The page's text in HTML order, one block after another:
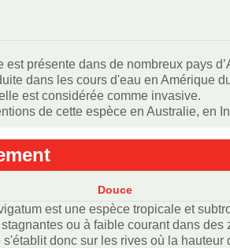
est présente dans de nombreux pays
dans les cours d'eau en Amérique
est considérée comme invasive.
de cette espèce en Australie, en
Douce
est une espèce tropicale et
ou à faible courant dans
s'établit donc sur les rives où la hauteur